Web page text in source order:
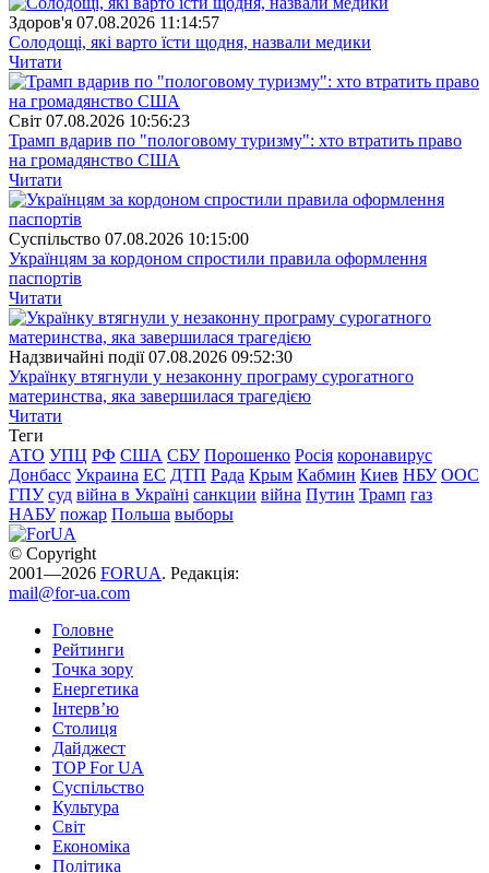
Здоров'я 07.08.2026 11:14:57
Солодощі, які варто їсти щодня, назвали медики
Читати
Свiт 07.08.2026 10:56:23
Трамп вдарив по "пологовому туризму": хто втратить право
на громадянство США
Читати
Суспiльство 07.08.2026 10:15:00
Українцям за кордоном спростили правила оформлення
паспортів
Читати
Надзвичайні події 07.08.2026 09:52:30
Українку втягнули у незаконну програму сурогатного
материнства, яка завершилася трагедією
Читати
Теги
АТО УПЦ РФ США СБУ Порошенко Росія коронавирус
Донбасс Украина ЕС ДТП Рада Крым Кабмин Киев НБУ ООС
ГПУ суд війна в Україні санкции війна Путин Трамп газ
НАБУ пожар Польша выборы
© Copyright
2001—2026 FORUA. Редакція:
mail@for-ua.com
Головне
Рейтинги
Точка зору
Енергетика
Інтерв’ю
Столиця
Дайджест
TOP For UA
Суспiльство
Культура
Світ
Економіка
Політика